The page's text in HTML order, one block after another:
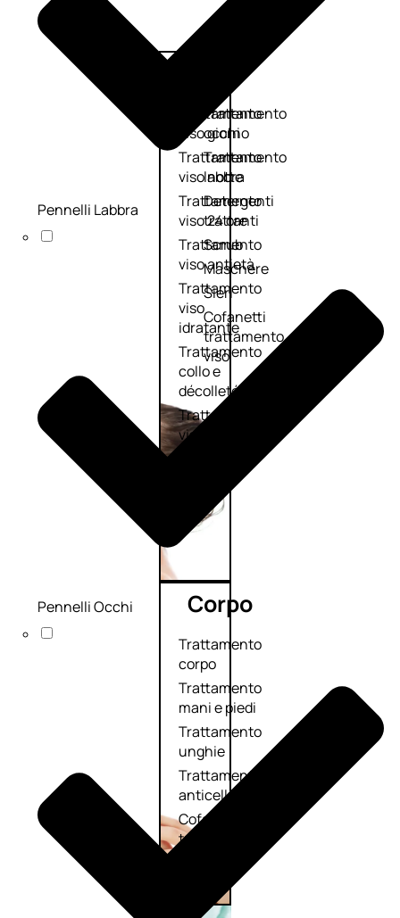
Trattamento
viso giorno
Trattamento
viso notte
Trattamento
viso 24 ore
Trattamento
viso antietà
Trattamento
viso
idratante
Trattamento
collo e
décolleté
Trattamento
viso BB e CC
Trattamento
occhi
Trattamento
labbra
Detergenti
trattanti
Scrub
Maschere
Sieri
Cofanetti
trattamento
viso
Corpo
Trattamento
corpo
Trattamento
mani e piedi
Trattamento
unghie
Trattamento
anticellulite
Cofanetti
trattamento
Pennelli Labbra
Pennelli Occhi